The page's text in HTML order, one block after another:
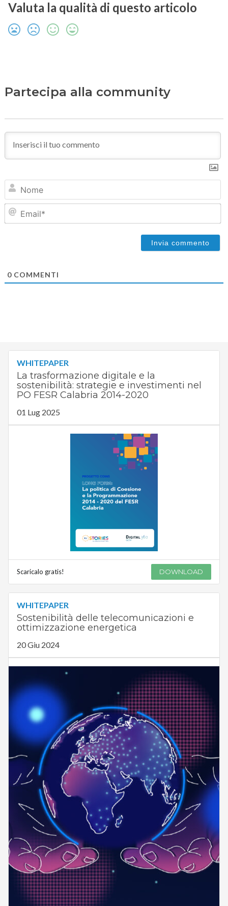
Valuta la qualità di questo articolo
Partecipa alla community
0COMMENTI
WHITEPAPER
La trasformazione digitale e la
sostenibilità: strategie e investimenti nel
PO FESR Calabria 2014-2020
01 Lug 2025
Scaricalo gratis! DOWNLOAD
WHITEPAPER
Sostenibilità delle telecomunicazioni e
ottimizzazione energetica
20 Giu 2024